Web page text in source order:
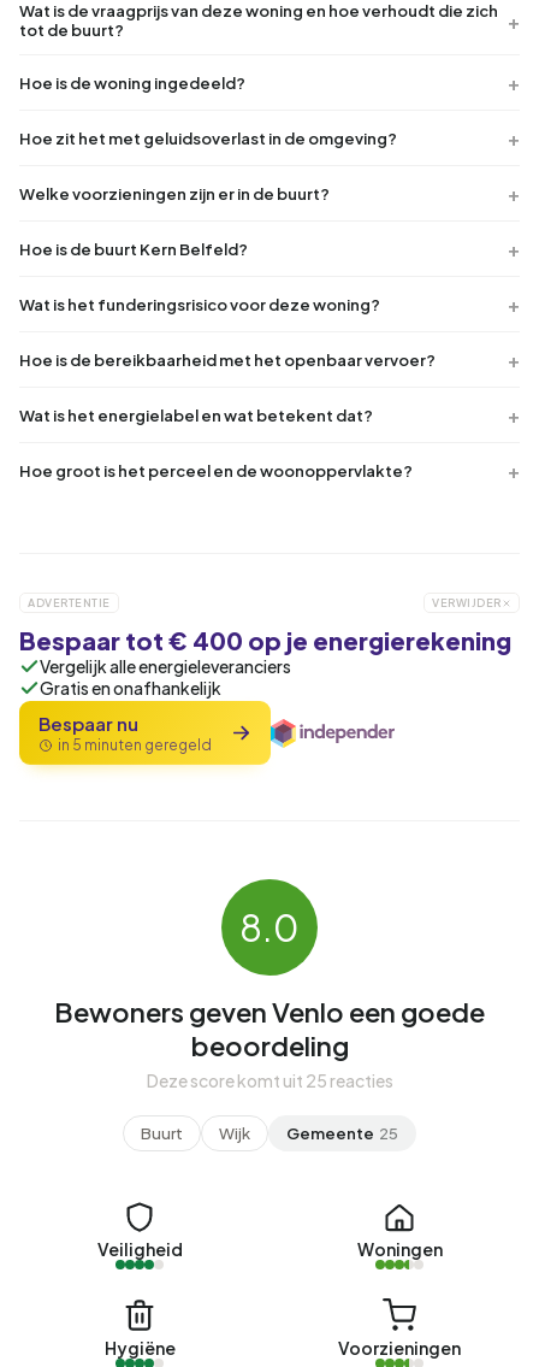
Wat is de vraagprijs van deze woning en hoe verhoudt die zich
tot de buurt?
Hoe is de woning ingedeeld?
Hoe zit het met geluidsoverlast in de omgeving?
Welke voorzieningen zijn er in de buurt?
Hoe is de buurt Kern Belfeld?
Wat is het funderingsrisico voor deze woning?
Hoe is de bereikbaarheid met het openbaar vervoer?
Wat is het energielabel en wat betekent dat?
Hoe groot is het perceel en de woonoppervlakte?
ADVERTENTIE VERWIJDER
Bespaar tot € 400 op je energierekening
Vergelijk alle energieleveranciers
Gratis en onafhankelijk
Bespaar nu
in 5 minuten geregeld
8.0
Bewoners geven Venlo een goede
beoordeling
Deze score komt uit 25 reacties
Buurt Wijk Gemeente 25
Veiligheid Woningen
Hygiëne Voorzieningen